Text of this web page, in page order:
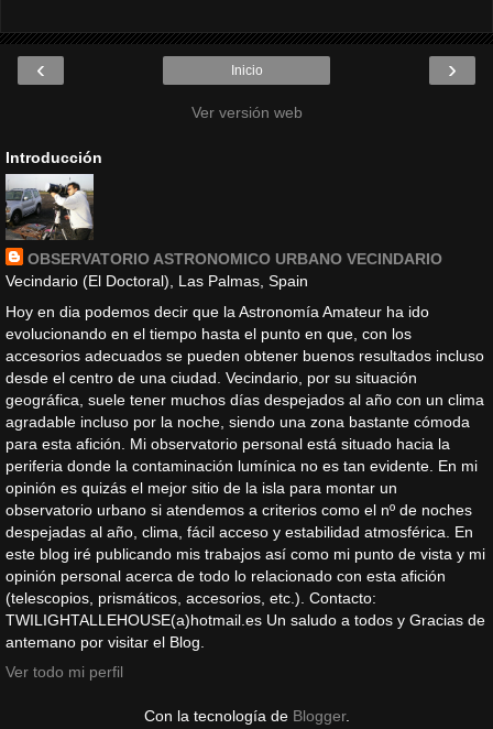
‹ ›
Inicio
Ver versión web
Introducción
OBSERVATORIO ASTRONOMICO URBANO VECINDARIO
Vecindario (El Doctoral), Las Palmas, Spain
Hoy en dia podemos decir que la Astronomía Amateur ha ido
evolucionando en el tiempo hasta el punto en que, con los
accesorios adecuados se pueden obtener buenos resultados incluso
desde el centro de una ciudad. Vecindario, por su situación
geográfica, suele tener muchos días despejados al año con un clima
agradable incluso por la noche, siendo una zona bastante cómoda
para esta afición. Mi observatorio personal está situado hacia la
periferia donde la contaminación lumínica no es tan evidente. En mi
opinión es quizás el mejor sitio de la isla para montar un
observatorio urbano si atendemos a criterios como el nº de noches
despejadas al año, clima, fácil acceso y estabilidad atmosférica. En
este blog iré publicando mis trabajos así como mi punto de vista y mi
opinión personal acerca de todo lo relacionado con esta afición
(telescopios, prismáticos, accesorios, etc.). Contacto:
TWILIGHTALLEHOUSE(a)hotmail.es Un saludo a todos y Gracias de
antemano por visitar el Blog.
Ver todo mi perfil
Con la tecnología de Blogger.